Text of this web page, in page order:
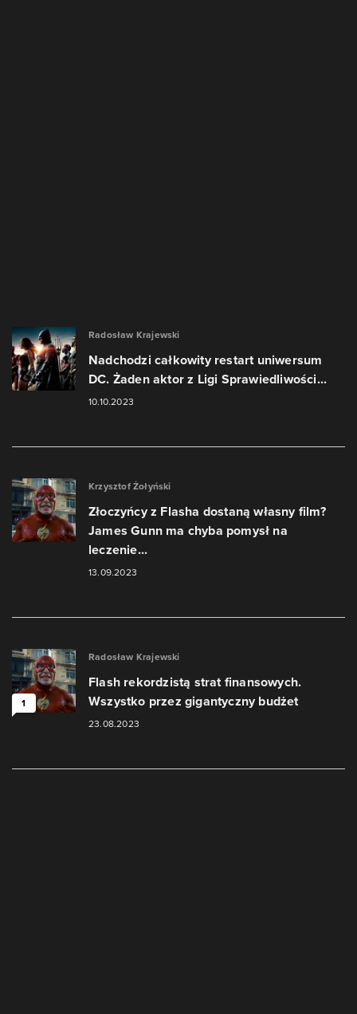
Radosław Krajewski
Nadchodzi całkowity restart uniwersum
DC. Żaden aktor z Ligi Sprawiedliwości...
10.10.2023
Krzysztof Żołyński
Złoczyńcy z Flasha dostaną własny film?
James Gunn ma chyba pomysł na
leczenie...
13.09.2023
1
Radosław Krajewski
Flash rekordzistą strat finansowych.
Wszystko przez gigantyczny budżet
23.08.2023